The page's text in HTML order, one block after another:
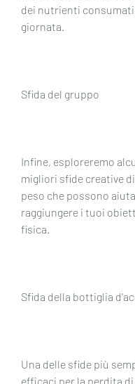
dei nutrienti
giornata.
Sfida del gruppo
Infine, esploreremo
migliori sfide creative
peso che possono
raggiungere i tuoi
fisica.
Sfida della bottiglia
Una delle sfide più
efficaci per la perdita di